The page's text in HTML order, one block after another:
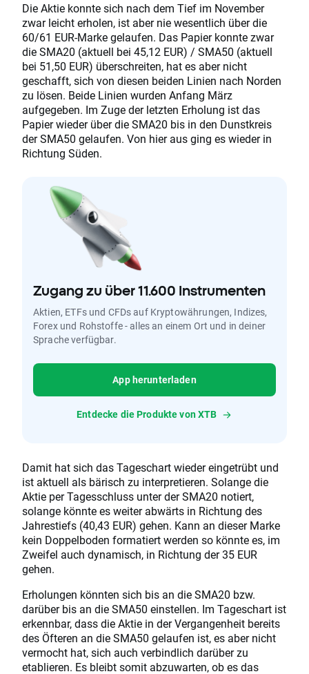
Die Aktie konnte sich nach dem Tief im November
zwar leicht erholen, ist aber nie wesentlich über die
60/61 EUR-Marke gelaufen. Das Papier konnte zwar
die SMA20 (aktuell bei 45,12 EUR) / SMA50 (aktuell
bei 51,50 EUR) überschreiten, hat es aber nicht
geschafft, sich von diesen beiden Linien nach Norden
zu lösen. Beide Linien wurden Anfang März
aufgegeben. Im Zuge der letzten Erholung ist das
Papier wieder über die SMA20 bis in den Dunstkreis
der SMA50 gelaufen. Von hier aus ging es wieder in
Richtung Süden.
Zugang zu über 11.600 Instrumenten
Aktien, ETFs und CFDs auf Kryptowährungen, Indizes,
Forex und Rohstoffe - alles an einem Ort und in deiner
Sprache verfügbar.
App herunterladen
Entdecke die Produkte von XTB
Damit hat sich das Tageschart wieder eingetrübt und
ist aktuell als bärisch zu interpretieren. Solange die
Aktie per Tagesschluss unter der SMA20 notiert,
solange könnte es weiter abwärts in Richtung des
Jahrestiefs (40,43 EUR) gehen. Kann an dieser Marke
kein Doppelboden formatiert werden so könnte es, im
Zweifel auch dynamisch, in Richtung der 35 EUR
gehen.
Erholungen könnten sich bis an die SMA20 bzw.
darüber bis an die SMA50 einstellen. Im Tageschart ist
erkennbar, dass die Aktie in der Vergangenheit bereits
des Öfteren an die SMA50 gelaufen ist, es aber nicht
vermocht hat, sich auch verbindlich darüber zu
etablieren. Es bleibt somit abzuwarten, ob es das